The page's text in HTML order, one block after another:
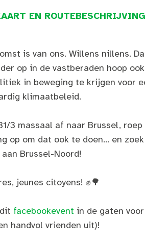
EN
is van ons. Willens nillens.
op in de vastberaden hoop
in beweging te krijgen voor
klimaatbeleid.
3 massaal af naar Brussel,
op om dat ook te doen... en
Brussel-Noord!
jeunes citoyens! ✊🌳
facebookevent in de gaten
handvol vrienden uit)!